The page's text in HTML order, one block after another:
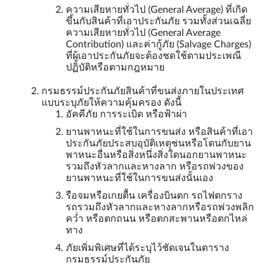
ความเสียหายทั่วไป (General Average) ที่เกิด
ขึ้นกับสินค้าที่เอาประกันภัย รวมทั้งส่วนเฉลี่ย
ความเสียหายทั่วไป (General Average
Contribution) และค่ากู้ภัย (Salvage Charges)
ที่ผู้เอาประกันภัยจะต้องชดใช้ตามประเพณี
ปฏิบัติหรือตามกฎหมาย
กรมธรรม์ประกันภัยสินค้าที่ขนส่งภายในประเทศ
แบบระบุภัยให้ความคุ้มครอง ดังนี้
อัคคีภัย การระเบิด หรือฟ้าผ่า
ยานพาหนะที่ใช้ในการขนส่ง หรือสินค้าที่เอา
ประกันภัยประสบอุบัติเหตุชนหรือโดนกับยาน
พาหนะอื่นหรือสิ่งหนึ่งสิ่งใดนอกยานพาหนะ
รวมถึงหัวลากและหางลาก หรือรถพ่วงของ
ยานพาหนะที่ใช้ในการขนส่งนั้นเอง
รือจมหรือเกยตื้น เครื่องบินตก รถไฟตกราง
รถรวมถึงหัวลากและหางลากหรือรถพ่วงพลิก
คว่ำ หรือตกถนน หรือตกสะพานหรือตกไหล่
ทาง
ภัยเพิ่มพิเศษที่ได้ระบุไว้ชัดเจนในตาราง
กรมธรรม์ประกันภัย